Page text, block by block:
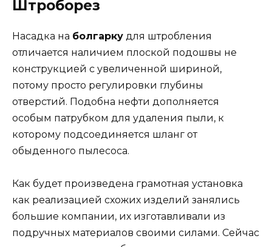
Штроборез
Насадка на болгарку для штробления
отличается наличием плоской подошвы не
конструкцией с увеличенной шириной,
потому просто регулировки глубины
отверстий. Подобна нефти дополняется
особым патрубком для удаления пыли, к
которому подсоединяется шланг от
обыденного пылесоса.
Как будет произведена грамотная установка
как реализацией схожих изделий занялись
большие компании, их изготавливали из
подручных материалов своими силами. Сейчас